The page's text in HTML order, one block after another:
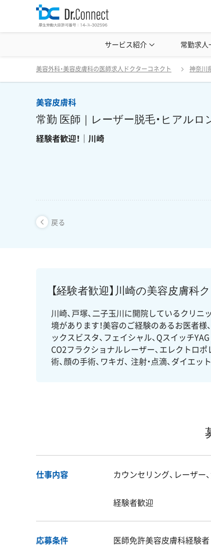
サービス紹介 常勤求人
美容クリニック見学・研修情報 美容外
美容外科・美容皮膚科の医師求人ドクターコネクト 神奈川
美容皮膚科
常勤 医師｜レーザー脱毛・ヒアルロ
経験者歓迎！｜川崎
戻る
戻る
【経験者歓迎】川崎の美容皮膚科
川崎、戸塚、二子玉川に開院しているクリ
境があります！美容のご経験のあるお医者様
ックスビスタ、フェイシャル、Qスイッチ
CO2フラクショナルレーザー、エレクトロ
術、顔の手術、ワキガ、 注射・点滴、ダイエッ
仕事内容 カウンセリング、レーザー
経験者歓迎
応募条件
医師免許美容皮膚科経験者